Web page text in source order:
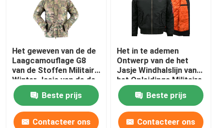
Het geweven van de de
Laagcamouflage G8
van de Stoffen Militaire
Winter Jasje van de de
Camouflagewindjekker
Beste prijs
Contacteer ons
Het in te ademen
Ontwerp van de het
Jasje Windhalslijn van
het Opleidings Militaire
Koude Weer
Beste prijs
Contacteer ons